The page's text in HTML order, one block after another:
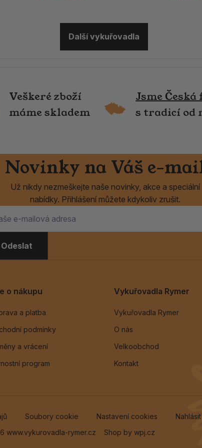
Další vykuřovadla
Veškeré zboží
máme skladem
Jsme
s tradicí od
Novinky na Váš e-
Už nikdy nezmeškejte naše novinky, akce a speciální
nabídky. Přihlášení můžete kdykoliv zrušit.
Odeslat
o nákupu
a platba
podmínky
a vrácení
program
Vykuřovadla Rymer
Vykuřovadla Rymer
O nás
Velkoobchod
Kontakt
www.vykurovadla-rymer.cz
Soubory cookie Nastavení cookies
Shop by wpj.cz